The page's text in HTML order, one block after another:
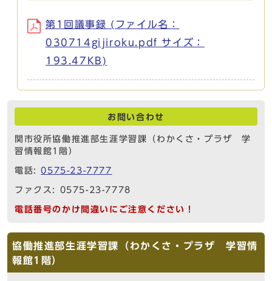
第1回議事録 (ファイル名：
030714gijiroku.pdf サイズ：
193.47KB)
お問い合わせ
関市役所協働推進部生涯学習課（わかくさ・プラザ 学
習情報館1階）
電話:0575-23-7777
ファクス: 0575-23-7778
電話番号のかけ間違いにご注意ください！
協働推進部生涯学習課（わかくさ・プラザ 学習情
報館1階）